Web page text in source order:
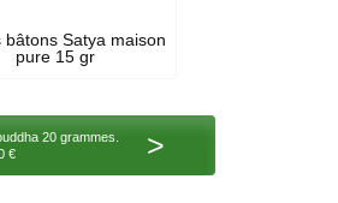
bâtons Satya maison
pure 15 gr
20 grammes.
€
>